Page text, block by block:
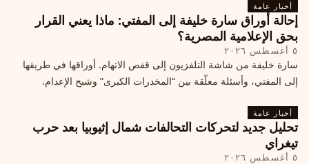
أخبار عامة
إحالة أوراق سارة خليفة إلى المفتي: ماذا يعني القرار
بحق الإعلامية المصرية؟
٥ أغسطس ٢٠٢٦
سارة خليفة من شاشة التلفزيون إلى قفص الاتهام. أوراقها في طريقها
إلى المفتي، وأسئلة معلّقة بين “المخدرات الكبرى” وشبح الإعدام.
أخبار عامة
تحليل جديد لتحركات التحالفات شمال إثيوبيا بعد حرب
تيغراي
٥ أغسطس ٢٠٢٦